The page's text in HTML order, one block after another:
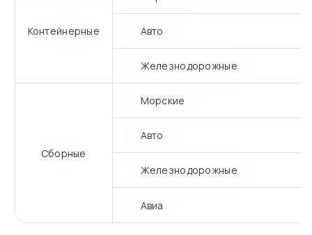
Контейнерные Авто
Железнодорожные
Сборные
Морские
Авто
Железнодорожные
Авиа